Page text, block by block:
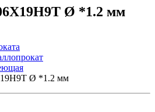
Ø *1.2 мм
Ø *1.2 мм